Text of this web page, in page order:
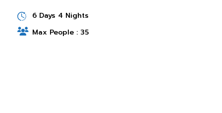
6 Days 4 Nights
Max People : 35